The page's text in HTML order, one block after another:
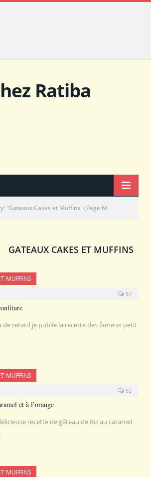
Ratiba
"Gateaux Cakes et Muffins" (Page 6)
GATEAUX CAKES ET MUFFINS
MUFFINS
57
de retard je publie la recette des fameux petit
MUFFINS
52
et à l’orange
recette de gâteau de Riz au caramel
MUFFINS